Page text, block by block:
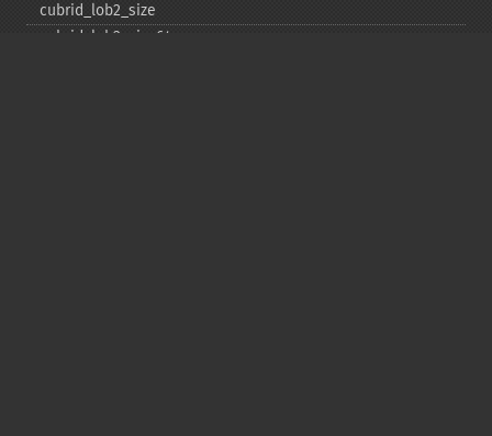
cubrid_​lob2_​size
cubrid_​lob2_​size64